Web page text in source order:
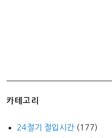
카테고리
24절기 절입시간 (177)